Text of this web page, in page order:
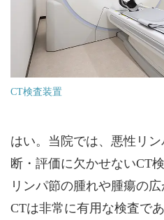
CT検査装置
はい。当院では、悪性リ
断・評価に欠かせないCT
リンパ節の腫れや腫瘍の
CTは非常に有用な検査で